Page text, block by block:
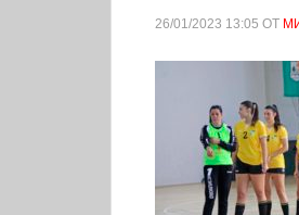
26/01/2023 13:05 ОТ